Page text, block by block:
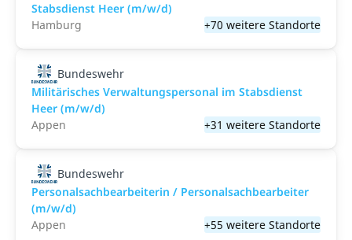
Stabsdienst Heer (m/w/d)
Hamburg
+70 weitere Standorte
Bundeswehr
Militärisches Verwaltungspersonal im Stabsdienst
Heer (m/w/d)
Appen
+31 weitere Standorte
Bundeswehr
Personalsachbearbeiterin / Personalsachbearbeiter
(m/w/d)
Appen
+55 weitere Standorte